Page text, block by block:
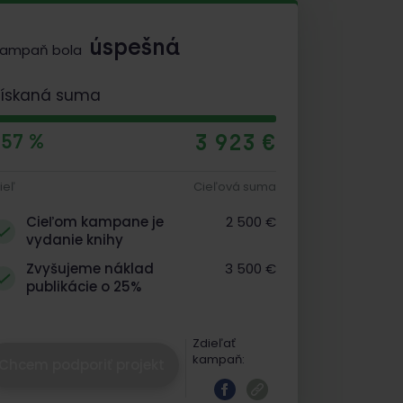
bola úspešná
suma
% 3 923 €
Cieľová suma
Cieľom kampane je
vydanie knihy
2 500 €
Zvyšujeme náklad
publikácie o 25%
3 500 €
Zdieľať
kampaň: